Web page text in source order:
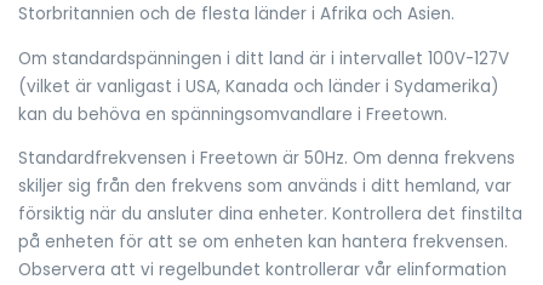
Storbritannien och de flesta länder i Afrika och Asien.
Om standardspänningen i ditt land är i intervallet 100V-127V
(vilket är vanligast i USA, Kanada och länder i Sydamerika)
kan du behöva en spänningsomvandlare i Freetown.
Standardfrekvensen i Freetown är 50Hz. Om denna frekvens
skiljer sig från den frekvens som används i ditt hemland, var
försiktig när du ansluter dina enheter. Kontrollera det finstilta
på enheten för att se om enheten kan hantera frekvensen.
Observera att vi regelbundet kontrollerar vår elinformation